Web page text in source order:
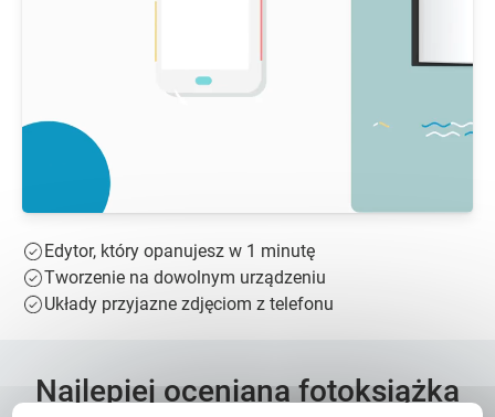
Edytor, który opanujesz w 1 minutę
Tworzenie na dowolnym urządzeniu
Układy przyjazne zdjęciom z telefonu
Najlepiej oceniana fotoksiążka